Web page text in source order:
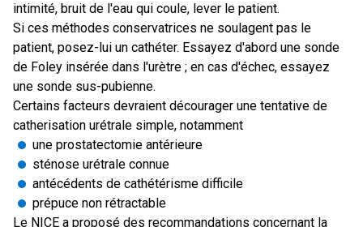
intimité, bruit de l'eau qui coule, lever le patient.
Si ces méthodes conservatrices ne soulagent pas le
patient, posez-lui un cathéter. Essayez d'abord une sonde
de Foley insérée dans l'urètre ; en cas d'échec, essayez
une sonde sus-pubienne.
Certains facteurs devraient décourager une tentative de
catherisation urétrale simple, notamment
une prostatectomie antérieure
sténose urétrale connue
antécédents de cathétérisme difficile
prépuce non rétractable
Le NICE a proposé des recommandations concernant la